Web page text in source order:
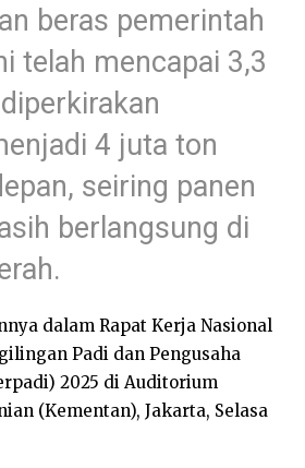
beras pemerintah
telah mencapai 3,3
4 juta ton
seiring panen
berlangsung di
dalam Rapat Kerja Nasional
Padi dan Pengusaha
2025 di Auditorium
(Kementan), Jakarta, Selasa